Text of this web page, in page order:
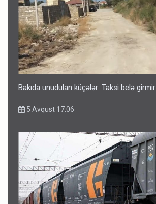
Bakıda unudulan küçələr: Taksi belə girmir
5 Avqust 17:06